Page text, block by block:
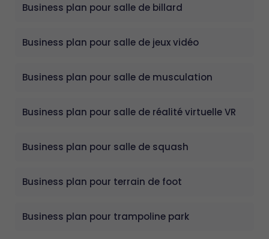
Business plan pour salle de billard
Business plan pour salle de jeux vidéo
Business plan pour salle de musculation
Business plan pour salle de réalité virtuelle VR
Business plan pour salle de squash
Business plan pour terrain de foot
Business plan pour trampoline park